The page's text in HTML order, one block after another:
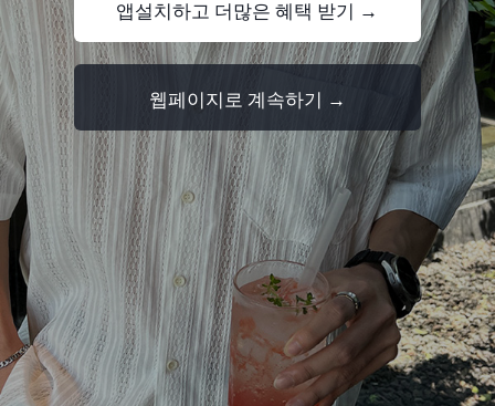
앱설치하고 더많은 혜택 받기 →
웹페이지로 계속하기 →